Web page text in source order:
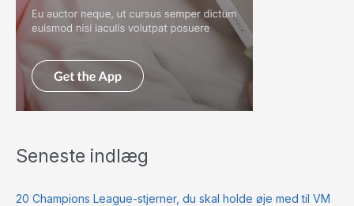
Seneste indlæg
20 Champions League-stjerner, du skal holde øje med til VM